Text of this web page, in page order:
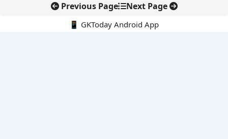
Previous Page Next Page
📱 GKToday Android App